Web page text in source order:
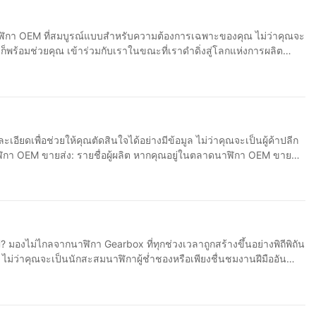
ฐานอุตสาหกรรมในด้านคุณภาพและประสิทธิภาพ เมื่อมาถึง
ชื่อถือได้และมีสไตล์ที่ลูกค้าของเราสามารถภาคภูมิใจได้ 2. ตัว
ต OEM ที่ดีที่สุดจะเสนอตัวเลือกการปรับแต่งที่หลากหลายเพื่อช่วย
รั้ง 4. ราคาและปริมาณการสั่งซื้อขั้นต่ำ
งขันได้โดยไม่กระทบต่อคุณภาพ นอกจากนี้ ต้องหาผู้ผลิตที่สามารถ
งความสำคัญของการกำหนดราคาและปริมาณการสั่งซื้อ เราเสนอ
ดท้ายแต่ไม่ท้ายสุด
สารด้วยง่ายจะทำให้กระบวนการผลิตราบรื่นและสนุกสนานยิ่งขึ้น
เราพร้อมเสมอที่จะตอบคำถามหรือข้อกังวลใด ๆ ที่อาจเกิดขึ้นระหว่าง
ฬิกาของคุณจะถูกผลิตขึ้นด้วยความเอาใจใส่และใส่ใจในรายละเอียด
อียดและพิจารณาทุกด้านก่อนตัดสินใจ นอกจากนี้ ปัจจัยต่างๆ เช่น
พิจารณาเหล่านี้อย่างรอบคอบ คุณจะสามารถเลือกผู้ผลิตที่ตรงกับ
า OEM ที่สมบูรณ์แบบสำหรับความต้องการเฉพาะของคุณ ไม่ว่าคุณจะ
ร้อมช่วยคุณ เข้าร่วมกับเราในขณะที่เราดำดิ่งสู่โลกแห่งการผลิต
กำหนดงบประมาณตามความเป็นจริงสำหรับโครงการของคุณเป็น
นอุตสาหกรรมของพวกเขา นอกจากนี้ ลองติดต่อแบรนด์นาฬิกาอื่นๆ
เทของเราในการจัดหาโซลูชั่นที่คุ้มค่าทำให้เราสามารถสร้างความ
วจสอบอย่างสม่ำเสมอ และการแก้ไขปัญหาหรือข้อกังวลใด ๆ ทันที
แพงเป็นข้อ
ดำเนินการวิจัยอย่างละเอียด เจรจาเงื่อนไข และรักษาการมุ่งเน้นที่
สบการณ์และความเชี่ยวชาญของเราเพื่อช่วยให้แบรนด์อื่นๆ ค้นหาผู้
เอียดเพื่อช่วยให้คุณตัดสินใจได้อย่างมีข้อมูล ไม่ว่าคุณจะเป็นผู้ค้าปลีก
อนี้จะให้รายชื่อผู้ผลิตที่ครอบคลุม รวมถึงข้อควรพิจารณาที่สำคัญเมื่อซื้อ
นๆ ในอุตสาหกรรมสามารถช่วยให้คุณระบุซัพพลายเออร์ที่เชื่อถือได้
การกำหนดราคาและปริมาณการสั่งซื้อขั้นต่ำถือเป็นข้อพิจารณาที่
ม่ว่าคุณจะเป็นนักสะสมนาฬิกาผู้ช่ำชองหรือเพียงชื่นชมงานฝีมืออัน